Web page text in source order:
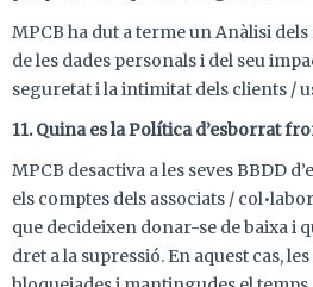
MPCB ha dut a terme un Anàlisi
de les dades personals i del seu
seguretat i la intimitat dels clients /
11. Quina es la Política d’esborrat
MPCB desactiva a les seves BBDD
els comptes dels associats /
que decideixen donar-se de baixa i
dret a la supressió. En aquest cas,